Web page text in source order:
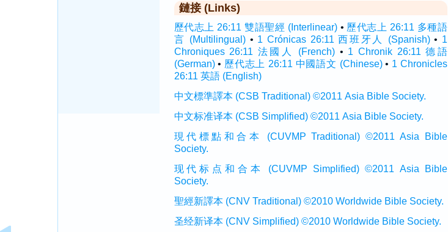
鏈接 (Links)
歷代志上 26:11 雙語聖經 (Interlinear) • 歷代志上 26:11 多種語
言 (Multilingual)• 1 Crónicas 26:11 西班牙人 (Spanish)• 1
Chroniques 26:11 法國人 (French) • 1 Chronik 26:11 德語
(German)• 歷代志上 26:11 中國語文 (Chinese)• 1 Chronicles
26:11 英語 (English)
中文標準譯本 (CSB Traditional) ©2011 Asia Bible Society.
中文标准译本 (CSB Simplified) ©2011 Asia Bible Society.
現代標點和合本 (CUVMP Traditional) ©2011 Asia Bible
Society.
现代标点和合本 (CUVMP Simplified) ©2011 Asia Bible
Society.
聖經新譯本 (CNV Traditional) ©2010 Worldwide Bible Society.
圣经新译本 (CNV Simplified) ©2010 Worldwide Bible Society.